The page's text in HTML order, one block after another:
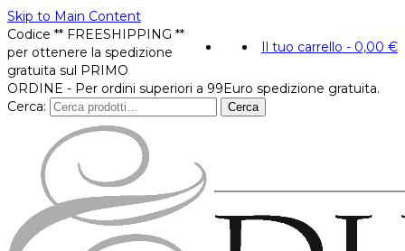
Skip to Main Content
Il tuo carrello - 0,00 €
Codice ** FREESHIPPING **
per ottenere la spedizione
gratuita sul PRIMO
ORDINE - Per ordini superiori a 99Euro spedizione gratuita.
Cerca:
Cerca